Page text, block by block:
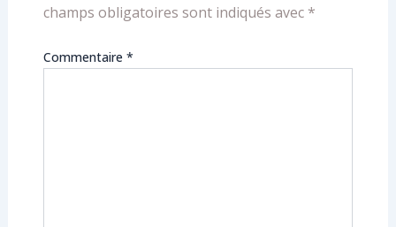
champs obligatoires sont indiqués avec *
Commentaire *